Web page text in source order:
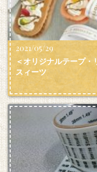
2021/05/29
＜オリジナルテープ・
スィーツ